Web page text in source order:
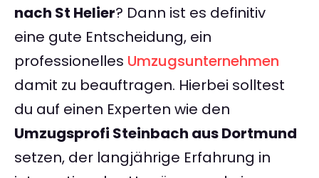
nach St Helier? Dann ist es definitiv
eine gute Entscheidung, ein
professionelles Umzugsunternehmen
damit zu beauftragen. Hierbei solltest
du auf einen Experten wie den
Umzugsprofi Steinbach aus Dortmund
setzen, der langjährige Erfahrung in